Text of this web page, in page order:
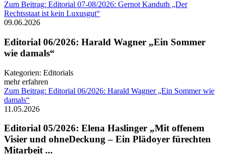
Zum Beitrag: Editorial 07-08/2026: Gernot Kanduth „Der
Rechtsstaat ist kein Luxusgut“
09.06.2026
Editorial 06/2026: Harald Wagner „Ein Sommer
wie damals“
Kategorien: Editorials
mehr erfahren
Zum Beitrag: Editorial 06/2026: Harald Wagner „Ein Sommer wie
damals“
11.05.2026
Editorial 05/2026: Elena Haslinger „Mit offenem
Visier und ohneDeckung – Ein Plädoyer fürechten
Mitarbeit ...